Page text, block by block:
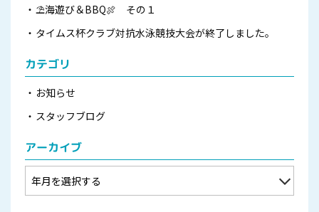
⛱海遊び＆BBQ🍖 その１
タイムス杯クラブ対抗水泳競技大会が終了しました。
カテゴリ
お知らせ
スタッフブログ
アーカイブ